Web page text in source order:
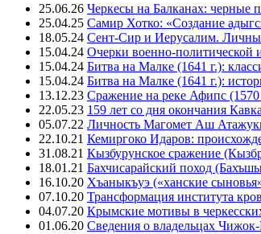
25.06.26 Черкесы на Балканах: черные
25.04.25 Самир Хотко: «Создание
18.05.24 Сент-Сир и Иерусалим.
15.04.24 Очерки военно-
15.04.24 Битва на Малке (1641 г.):
15.04.24 Битва на Малке (1641 г.):
13.12.23 Сражение на реке Афипс (1570
22.05.23 159 лет со дня окончания
05.07.22 Личность Магомет Аш
22.10.21 Кемиргоко Идаров:
31.08.21 Кызбурунское сражение
18.01.21 Бахчисарайский поход
16.10.20 Хъаныкъуэ («ханские
07.10.20 Трансформация института
04.07.20 Крымские мотивы в
01.06.20 Сведения о владельцах